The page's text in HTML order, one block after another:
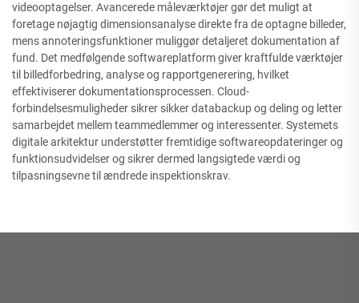
videooptagelser. Avancerede måleværktøjer gør det muligt at
foretage nøjagtig dimensionsanalyse direkte fra de optagne billeder,
mens annoteringsfunktioner muliggør detaljeret dokumentation af
fund. Det medfølgende softwareplatform giver kraftfulde værktøjer
til billedforbedring, analyse og rapportgenerering, hvilket
effektiviserer dokumentationsprocessen. Cloud-
forbindelsesmuligheder sikrer sikker databackup og deling og letter
samarbejdet mellem teammedlemmer og interessenter. Systemets
digitale arkitektur understøtter fremtidige softwareopdateringer og
funktionsudvidelser og sikrer dermed langsigtede værdi og
tilpasningsevne til ændrede inspektionskrav.